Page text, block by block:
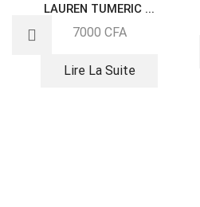
LAUREN TUMERIC ...
7000 CFA
Lire La Suite